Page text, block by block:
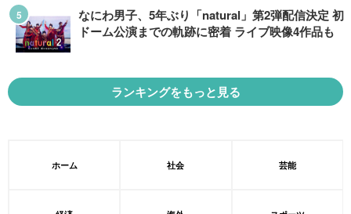
なにわ男子、5年ぶり「natural」第2弾配信決定 初
ドーム公演までの軌跡に密着 ライブ映像4作品も
ランキングをもっと見る
ホーム 社会 芸能